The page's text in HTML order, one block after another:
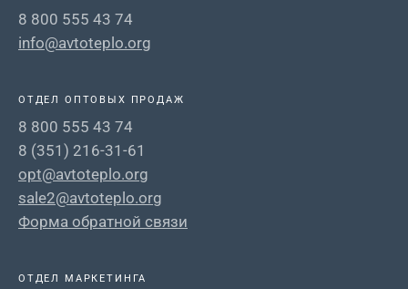
8 800 555 43 74
info@avtoteplo.org
ОТДЕЛ ОПТОВЫХ ПРОДАЖ
8 800 555 43 74
8 (351) 216-31-61
opt@avtoteplo.org
sale2@avtoteplo.org
Форма обратной связи
ОТДЕЛ МАРКЕТИНГА